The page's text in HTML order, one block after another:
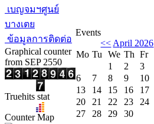
เบญจมฯศูนย์
บางเตย
ข้อมูลการติดต่อ
Graphical counter
from SEP 2550
Truehits stat
Counter Map
Events
<< April 2026
Mo Tu We Th Fr
1
2 3
6
7 8 9 10
13
14 15 16 17
20
21 22 23 24
27
28 29 30